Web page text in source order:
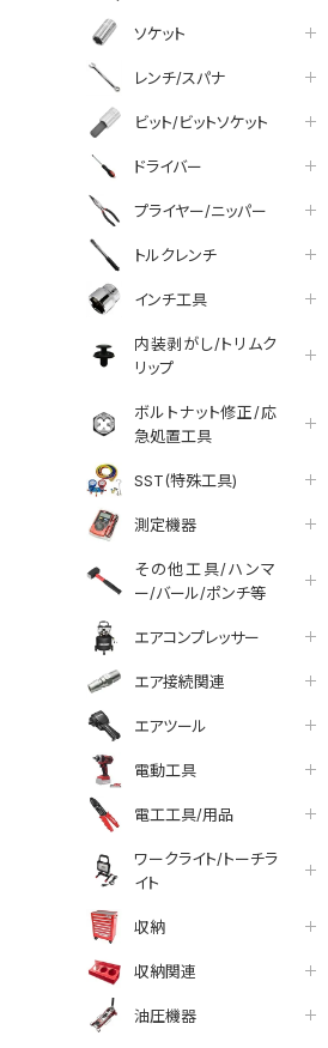
ソケット
レンチ/スパナ
ビット/ビットソケット
ドライバー
プライヤー/ニッパー
トルクレンチ
インチ工具
内装剥がし/トリムク
リップ
ボルトナット修正/応
急処置工具
SST(特殊工具)
測定機器
その他工具/ハンマ
ー/バール/ポンチ等
エアコンプレッサー
エア接続関連
エアツール
電動工具
電工工具/用品
ワークライト/トーチラ
イト
収納
収納関連
油圧機器
facebook
line